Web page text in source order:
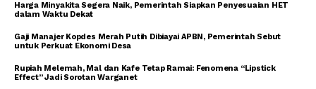
Harga Minyakita Segera Naik, Pemerintah Siapkan Penyesuaian HET
dalam Waktu Dekat
Gaji Manajer Kopdes Merah Putih Dibiayai APBN, Pemerintah Sebut
untuk Perkuat Ekonomi Desa
Rupiah Melemah, Mal dan Kafe Tetap Ramai: Fenomena “Lipstick
Effect” Jadi Sorotan Warganet